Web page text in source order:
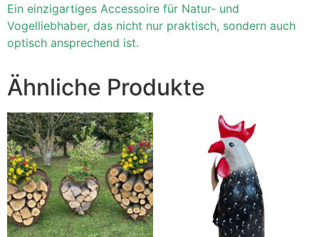
Ein einzigartiges Accessoire für Natur- und
Vogelliebhaber, das nicht nur praktisch, sondern auch
optisch ansprechend ist.
Ähnliche Produkte